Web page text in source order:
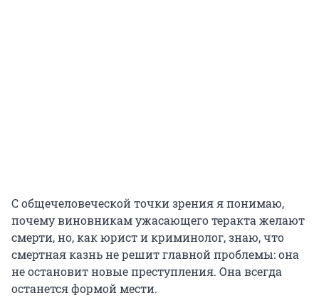
С общечеловеческой точки зрения я понимаю,
почему виновникам ужасающего теракта желают
смерти, но, как юрист и криминолог, знаю, что
смертная казнь не решит главной проблемы: она
не остановит новые преступления. Она всегда
останется формой мести.